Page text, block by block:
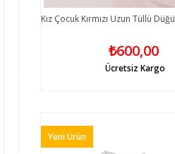
Kız Çocuk Kırmızı Uzun Tüllü
₺600,00
Ücretsiz Kargo
Yeni Ürün